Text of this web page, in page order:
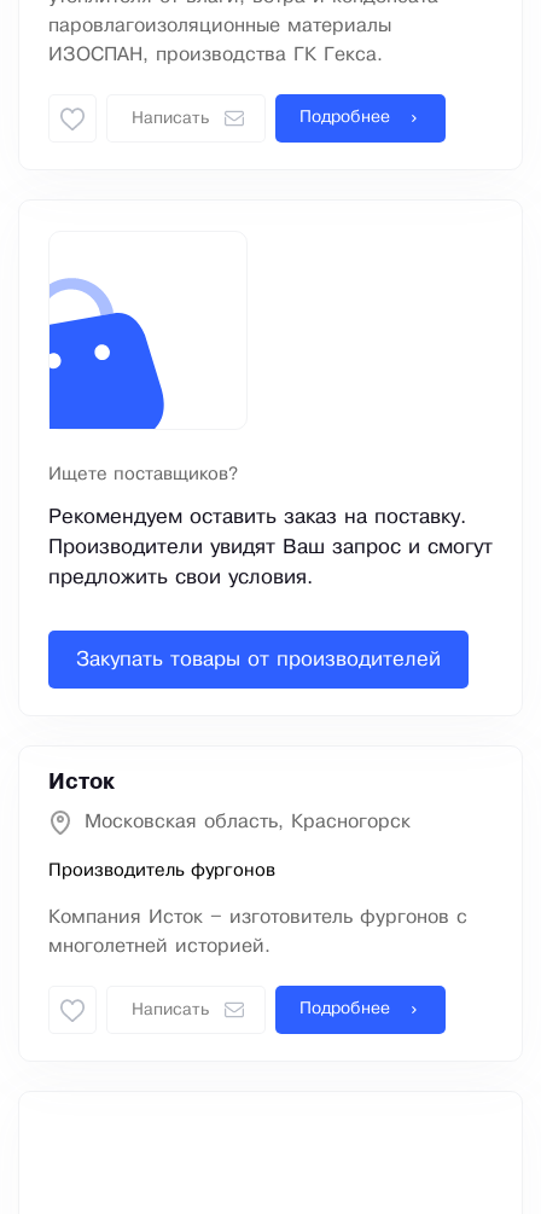
паровлагоизоляционные материалы
ИЗОСПАН, производства ГК Гекса.
Написать Подробнее
Ищете поставщиков?
Рекомендуем оставить заказ на поставку.
Производители увидят Ваш запрос и смогут
предложить свои условия.
Закупать товары от производителей
Исток
Московская область, Красногорск
Производитель фургонов
Компания Исток – изготовитель фургонов с
многолетней историей.
Написать Подробнее